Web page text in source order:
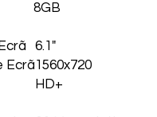
8GB
6.1"
Ecrã1560x720
HD+